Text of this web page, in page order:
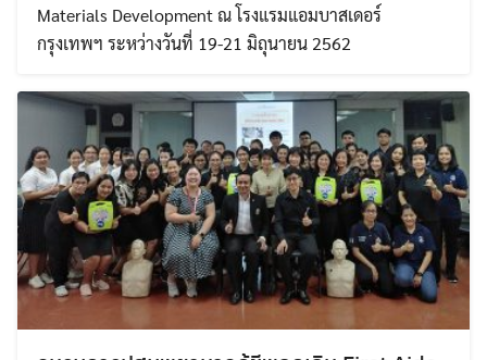
Materials Development ณ โรงแรมแอมบาสเดอร์
กรุงเทพฯ ระหว่างวันที่ 19-21 มิถุนายน 2562